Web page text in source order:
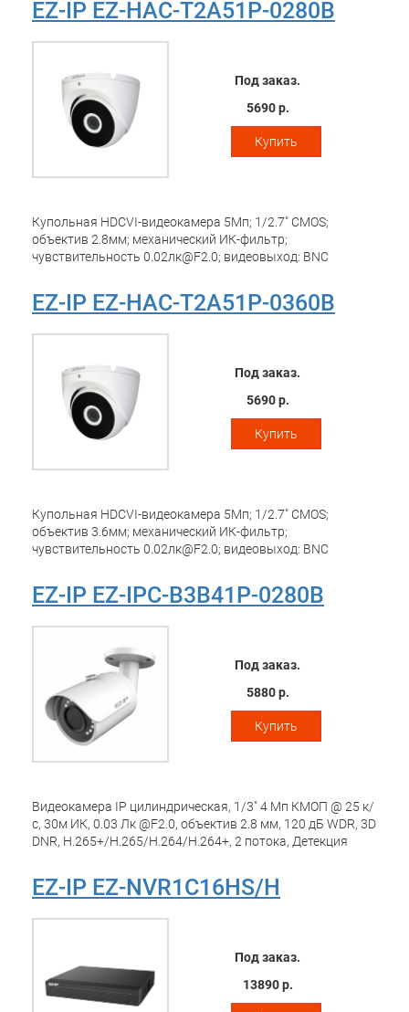
EZ-IP EZ-HAC-T2A51P-0280B
Купольная HDCVI-видеокамера 5Мп; 1/2.7" CMOS;
объектив 2.8мм; механический ИК-фильтр;
чувствительность 0.02лк@F2.0; видеовыход: BNC
25к/c@5Мп; ИК-подсветка до 20м; питание: 12В(DC);
корпус: пластик
Под заказ.
5690 р.
Купить
EZ-IP EZ-HAC-T2A51P-0360B
Купольная HDCVI-видеокамера 5Мп; 1/2.7" CMOS;
объектив 3.6мм; механический ИК-фильтр;
чувствительность 0.02лк@F2.0; видеовыход: BNC
25к/c@5Мп; ИК-подсветка до 20м; питание: 12В(DC);
корпус: пластик
Под заказ.
5690 р.
Купить
EZ-IP EZ-IPC-B3B41P-0280B
Видеокамера IP цилиндрическая, 1/3" 4 Мп КМОП @ 25 к/
с, 30м ИК, 0.03 Лк @F2.0, объектив 2.8 мм, 120 дБ WDR, 3D
DNR, H.265+/H.265/H.264/H.264+, 2 потока, Детекция
Под заказ.
5880 р.
Купить
EZ-IP EZ-NVR1C16HS/H
Под заказ.
13890 р.